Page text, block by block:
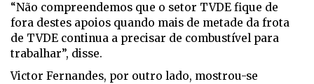
“Não compreendemos que o setor TVDE fique de
fora destes apoios quando mais de metade da frota
de TVDE continua a precisar de combustível para
trabalhar”, disse.
Victor Fernandes, por outro lado, mostrou-se